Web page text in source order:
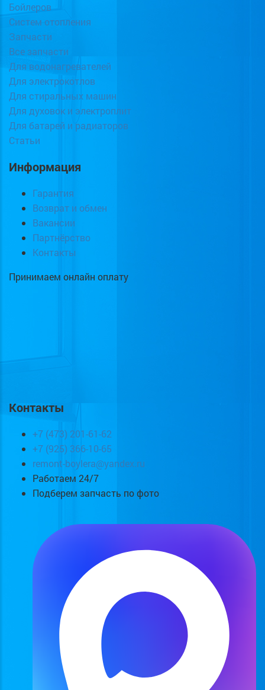
Бойлеров
Систем отопления
Запчасти
Все запчасти
Для водонагревателей
Для электрокотлов
Для стиральных машин
Для духовок и электроплит
Для батарей и радиаторов
Статьи
Информация
Гарантия
Возврат и обмен
Вакансии
Партнёрство
Контакты
Принимаем онлайн оплату
Контакты
+7 (473) 201-61-62
+7 (925) 366-10-65
remont-boylera@yandex.ru
Работаем 24/7
Подберем запчасть по фото